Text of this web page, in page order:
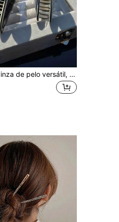
1 pieza Pinza de pelo versátil, elegante y nueva, adecuada como regalo para amigos, esencial diario